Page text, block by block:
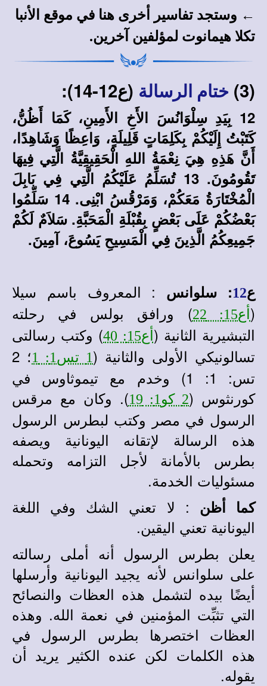
← وستجد تفاسير أخرى هنا في موقع الأنبا
تكلا هيمانوت لمؤلفين آخرين.
(3) ختام الرسالة (ع12-14):
12 بِيَدِ سِلْوَانُسَ الأَخِ الأَمِينِ، كَمَا أَظُنُّ،
كَتَبْتُ إِلَيْكُمْ بِكَلِمَاتٍ قَلِيلَةٍ، وَاعِظًا وَشَاهِدًا،
أَنَّ هَذِهِ هِيَ نِعْمَةُ اللهِ الْحَقِيقِيَّةُ الَّتِي فِيهَا
تَقُومُونَ. 13 تُسَلِّمُ عَلَيْكُمُ الَّتِي فِي بَابِلَ
الْمُخْتَارَةُ مَعَكُمْ، وَمَرْقُسُ ابْنِى. 14 سَلِّمُوا
بَعْضُكُمْ عَلَى بَعْضٍ بِقُبْلَةِ الْمَحَبَّةِ. سَلاَمٌ لَكُمْ
جَمِيعِكُمُ الَّذِينَ فِي الْمَسِيحِ يَسُوعَ، آمِينَ.
ع12
: سلوانس : المعروف باسم سيلا
( أع15: 22
) ورافق بولس في رحلته
التبشيرية الثانية ( أع15: 40
) وكتب رسالتى
تسالونيكي الأولى والثانية (1 تس1: 1
؛ 2
تس: 1: 1) وخدم مع تيموثاوس في
كورنثوس (2 كو1: 19
). وكان مع مرقس
الرسول في مصر وكتب لبطرس الرسول
هذه الرسالة لإتقانه اليونانية ويصفه
بطرس بالأمانة لأجل التزامه وتحمله
مسئوليات الخدمة.
كما أظن : لا تعني الشك وفي اللغة
اليونانية تعني اليقين.
يعلن بطرس الرسول أنه أملى رسالته
على سلوانس لأنه يجيد اليونانية وأرسلها
أيضًا بيده لتشمل هذه العظات والنصائح
التي تثبِّت المؤمنين في نعمة الله. وهذه
العظات اختصرها بطرس الرسول في
هذه الكلمات لكن عنده الكثير يريد أن
يقوله.